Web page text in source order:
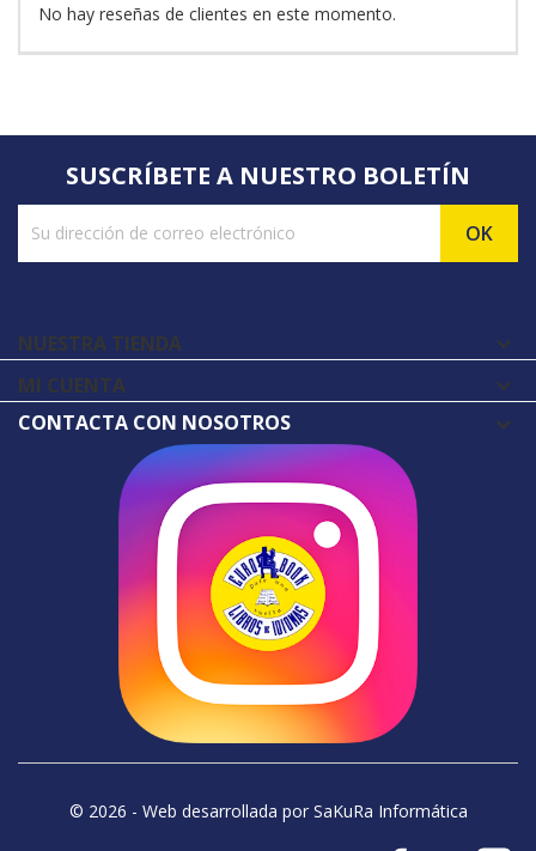
No hay reseñas de clientes en este momento.
SUSCRÍBETE A NUESTRO BOLETÍN
NUESTRA TIENDA 
MI CUENTA 
CONTACTA CON NOSOTROS
© 2026 - Web desarrollada por SaKuRa Informática